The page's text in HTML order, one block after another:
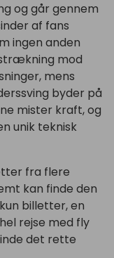
og går gennem
af fans
ingen anden
mod
mens
byder på
mister kraft, og
unik teknisk
fra flere
kan finde den
billetter, en
rejse med fly
det rette